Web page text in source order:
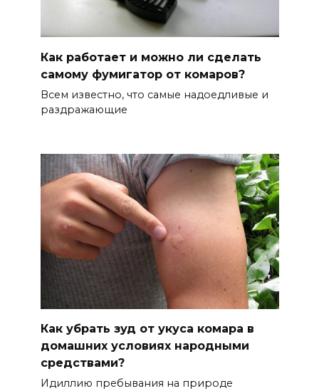
Как работает и можно ли сделать
самому фумигатор от комаров?
Всем известно, что самые надоедливые и
раздражающие
Как убрать зуд от укуса комара в
домашних условиях народными
средствами?
Идиллию пребывания на природе